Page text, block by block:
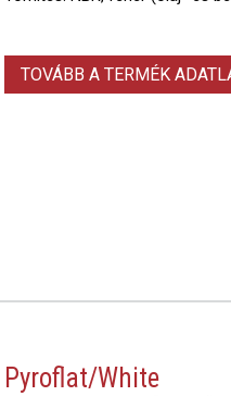
TOVÁBB A TERMÉK
Pyroflat/White